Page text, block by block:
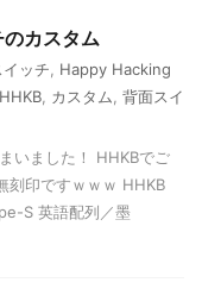
カスタム
イッチ
Happy Hacking
HHKB カスタム
背面スイ
いました！ HHKBでご
刻印ですｗｗｗ HHKB
S 英語配列／墨